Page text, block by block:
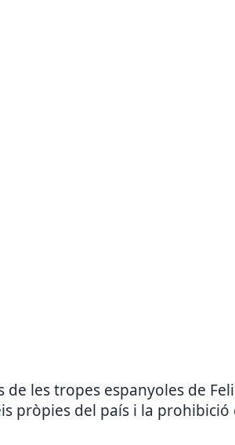
les tropes espanyoles de
pròpies del país i la